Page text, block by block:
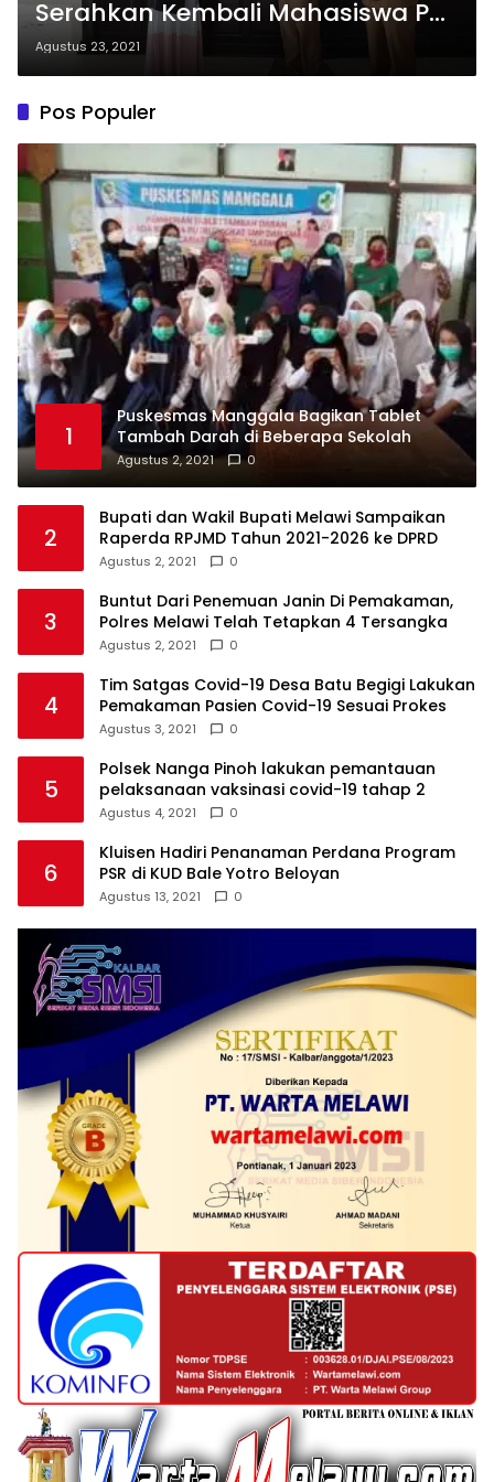
Serahkan Kembali Mahasiswa PKL
IAIN-Pontianak Ke Kampus
Agustus 23, 2021
Pos Populer
1
Puskesmas Manggala Bagikan Tablet
Tambah Darah di Beberapa Sekolah
Agustus 2, 2021 0
2
Bupati dan Wakil Bupati Melawi Sampaikan
Raperda RPJMD Tahun 2021-2026 ke DPRD
Agustus 2, 2021 0
3
Buntut Dari Penemuan Janin Di Pemakaman,
Polres Melawi Telah Tetapkan 4 Tersangka
Agustus 2, 2021 0
4
Tim Satgas Covid-19 Desa Batu Begigi Lakukan
Pemakaman Pasien Covid-19 Sesuai Prokes
Agustus 3, 2021 0
5
Polsek Nanga Pinoh lakukan pemantauan
pelaksanaan vaksinasi covid-19 tahap 2
Agustus 4, 2021 0
6
Kluisen Hadiri Penanaman Perdana Program
PSR di KUD Bale Yotro Beloyan
Agustus 13, 2021 0